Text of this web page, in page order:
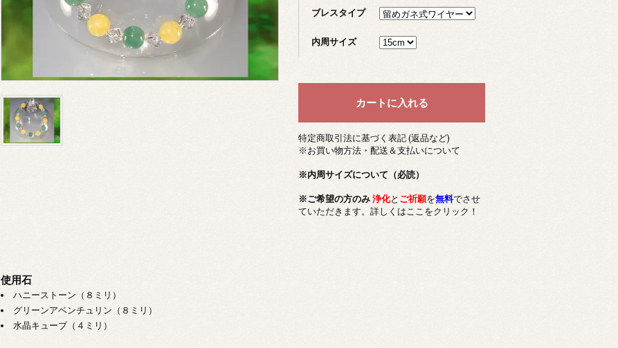
ブレスタイプ
内周サイズ
特定商取引法に基づく表記 (返品など)
※お買い物方法・配送＆支払いについて
※内周サイズについて（必読）
※ご希望の方のみ浄化と ご祈願を無料でさせ
ていただきます。詳しくはここをクリック！
使用石
ハニーストーン（８ミリ）
グリーンアベンチュリン（８ミリ）
水晶キューブ（４ミリ）